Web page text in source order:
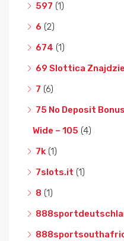
597 (1)
6 (2)
674 (1)
69 Slottica Znajdzie
7 (6)
75 No Deposit
Wide – 105 (4)
7k (1)
7slots.it (1)
8 (1)